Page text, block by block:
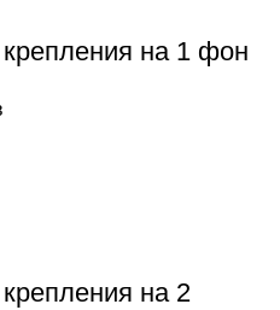
на 1 фон
на 2